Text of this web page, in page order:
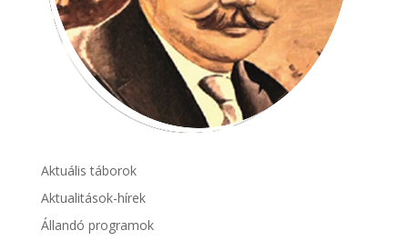
Aktuális táborok
Aktualitások-hírek
Állandó programok